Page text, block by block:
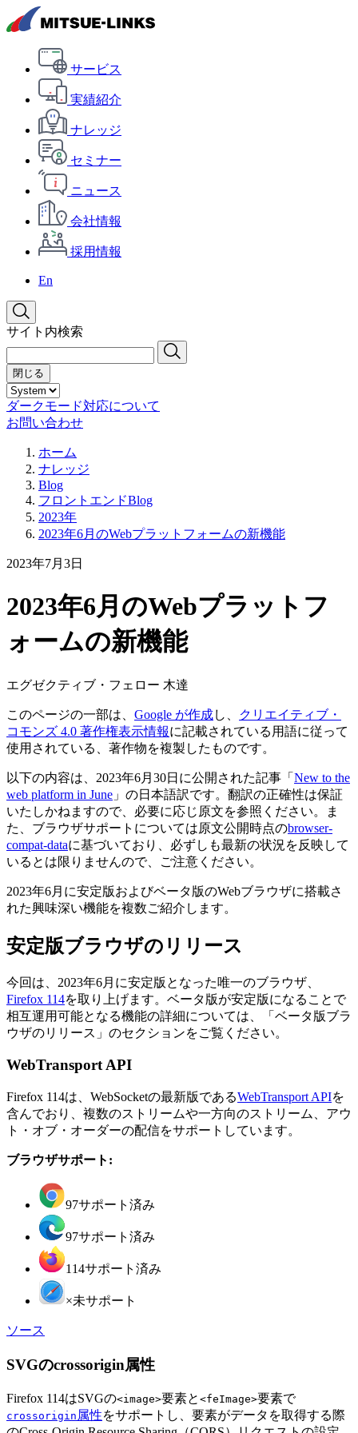
サービス
実績紹介
ナレッジ
セミナー
ニュース
会社情報
採用情報
En
サイト内検索
閉じる
ダークモード対応について
お問い合わせ
ホーム
ナレッジ
Blog
フロントエンドBlog
2023年
2023年6月のWebプラットフォームの新機能
2023年7月3日
2023年6月のWebプラットフ
ォームの新機能
エグゼクティブ・フェロー 木達
このページの一部は、 Google が作成し、
クリエイティブ・
コモンズ 4.0 著作権表示情報に記載されている用語に従って
使用されている、著作物を複製したものです。
以下の内容は、2023年6月30日に公開された記事「 New to the
web platform in June 」の日本語訳です。翻訳の正確性は保証
いたしかねますので、必要に応じ原文を参照ください。ま
た、ブラウザサポートについては原文公開時点のbrowser-
compat-dataに基づいており、必ずしも最新の状況を反映して
いるとは限りませんので、ご注意ください。
2023年6月に安定版およびベータ版のWebブラウザに搭載さ
れた興味深い機能を複数ご紹介します。
安定版ブラウザのリリース
今回は、2023年6月に安定版となった唯一のブラウザ、
Firefox 114を取り上げます。ベータ版が安定版になることで
相互運用可能となる機能の詳細については、「ベータ版ブラ
ウザのリリース」のセクションをご覧ください。
WebTransport API
Firefox 114は、WebSocketの最新版であるWebTransport APIを
含んでおり、複数のストリームや一方向のストリーム、アウ
ト・オブ・オーダーの配信をサポートしています。
ブラウザサポート:
97サポート済み
97サポート済み
114サポート済み
×未サポート
ソース
SVGのcrossorigin属性
Firefox 114はSVGの<image>要素と <feImage>要素で
crossorigin 属性をサポートし、要素がデータを取得する際